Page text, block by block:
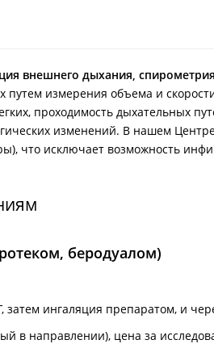
внешнего дыхания,
путем измерения объема и
проходимость дыхательных
изменений. В нашем
что исключает возможность
беродуалом)
затем ингаляция препаратом, и
в направлении), цена за